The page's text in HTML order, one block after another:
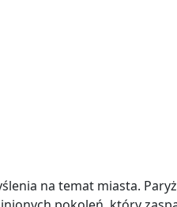
na temat miasta.